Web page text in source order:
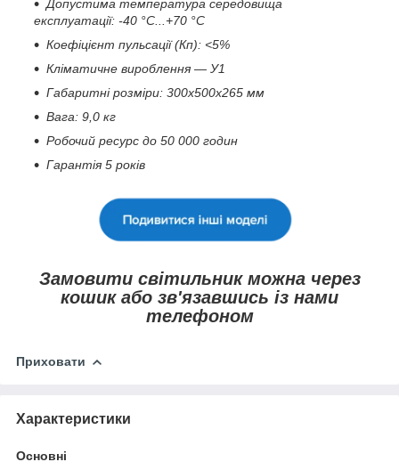
Допустима температура середовища
експлуатації: -40 °C...+70 °C
Коефіцієнт пульсації (Кп): <5%
Кліматичне вироблення — У1
Габаритні розміри: 300х500х265 мм
Вага: 9,0 кг
Робочий ресурс до 50 000 годин
Гарантія 5 років
Замовити світильник можна через
кошик або зв'язавшись із нами
телефоном
Приховати
Характеристики
Основні